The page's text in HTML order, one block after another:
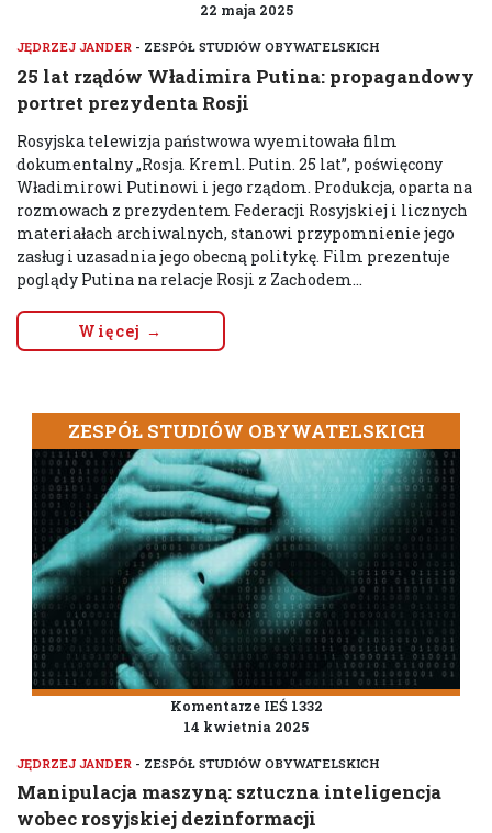
22 maja 2025
JĘDRZEJ JANDER - ZESPÓŁ STUDIÓW OBYWATELSKICH
25 lat rządów Władimira Putina: propagandowy
portret prezydenta Rosji
Rosyjska telewizja państwowa wyemitowała film
dokumentalny „Rosja. Kreml. Putin. 25 lat”, poświęcony
Władimirowi Putinowi i jego rządom. Produkcja, oparta na
rozmowach z prezydentem Federacji Rosyjskiej i licznych
materiałach archiwalnych, stanowi przypomnienie jego
zasług i uzasadnia jego obecną politykę. Film prezentuje
poglądy Putina na relacje Rosji z Zachodem...
Więcej →
ZESPÓŁ STUDIÓW OBYWATELSKICH
Komentarze IEŚ 1332
14 kwietnia 2025
JĘDRZEJ JANDER - ZESPÓŁ STUDIÓW OBYWATELSKICH
Manipulacja maszyną: sztuczna inteligencja
wobec rosyjskiej dezinformacji